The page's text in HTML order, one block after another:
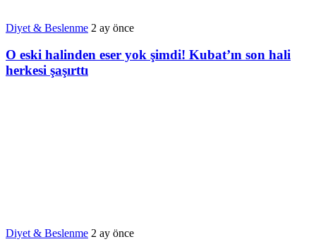
Diyet & Beslenme 2 ay önce
O eski halinden eser yok şimdi! Kubat’ın son hali
herkesi şaşırttı
Diyet & Beslenme 2 ay önce